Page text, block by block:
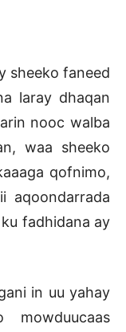
sheeko faneed
laray dhaqan
nooc walba
waa sheeko
qofnimo,
aqoondarrada
fadhidana ay
in uu yahay